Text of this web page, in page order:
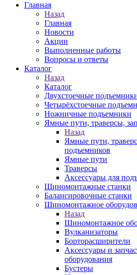
Главная
Назад
Главная
Новости
Акции
Выполненные работы
Вопросы и ответы
Каталог
Назад
Каталог
Двухстоечные
Четырёхстоечные
Ножничные подъемники
Ямные пути, траверсы,
Назад
Ямные пути,
подъемников
Ямные пути
Траверсы
Аксессуары для
Шиномонтажные станки
Балансировочные станки
Шиномонтажное
Назад
Шиномонтажное
Вулканизаторы
Борторасширители
Аксессуары и
оборудования
Бустеры